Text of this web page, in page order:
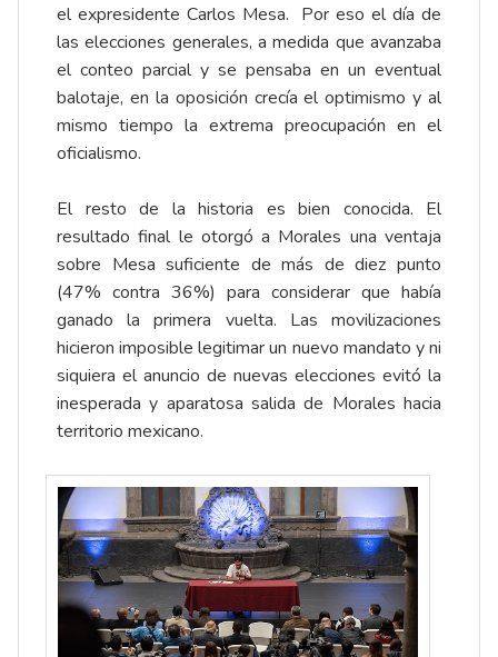
el expresidente Carlos Mesa. Por eso el día de
las elecciones generales, a medida que avanzaba
el conteo parcial y se pensaba en un eventual
balotaje, en la oposición crecía el optimismo y al
mismo tiempo la extrema preocupación en el
oficialismo.
El resto de la historia es bien conocida. El
resultado final le otorgó a Morales una ventaja
sobre Mesa suficiente de más de diez punto
(47% contra 36%) para considerar que había
ganado la primera vuelta. Las movilizaciones
hicieron imposible legitimar un nuevo mandato y ni
siquiera el anuncio de nuevas elecciones evitó la
inesperada y aparatosa salida de Morales hacia
territorio mexicano.